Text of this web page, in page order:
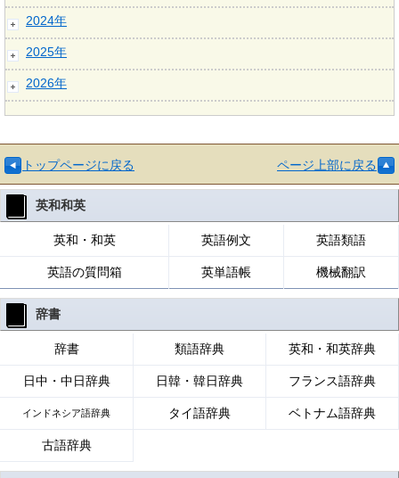
2024年
2025年
2026年
トップページに戻る ページ上部に戻る
英和和英
英和・和英 英語例文 英語類語
英語の質問箱 英単語帳 機械翻訳
辞書
辞書 類語辞典 英和・和英辞典
日中・中日辞典 日韓・韓日辞典 フランス語辞典
インドネシア語辞典 タイ語辞典 ベトナム語辞典
古語辞典